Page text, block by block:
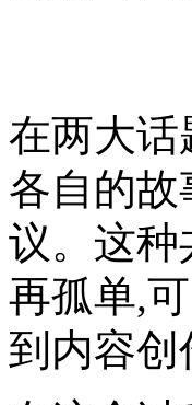
在两大话
各自的
议。这种
再孤单,
到内容创